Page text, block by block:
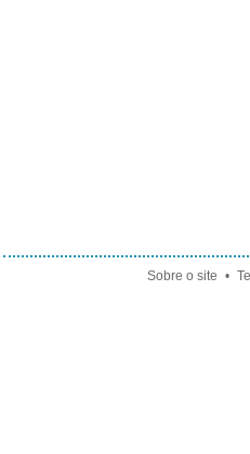
Sobre o site •